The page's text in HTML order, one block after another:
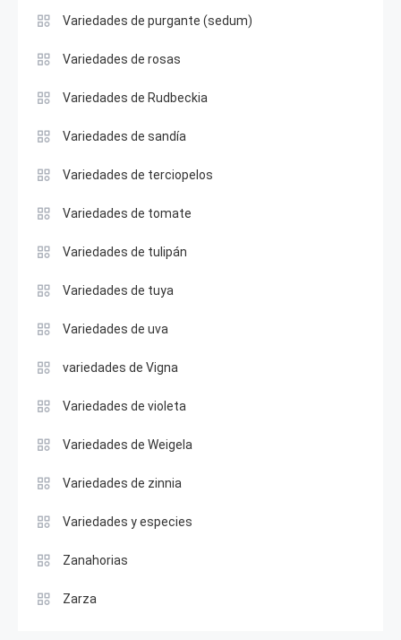
Variedades de purgante (sedum)
Variedades de rosas
Variedades de Rudbeckia
Variedades de sandía
Variedades de terciopelos
Variedades de tomate
Variedades de tulipán
Variedades de tuya
Variedades de uva
variedades de Vigna
Variedades de violeta
Variedades de Weigela
Variedades de zinnia
Variedades y especies
Zanahorias
Zarza